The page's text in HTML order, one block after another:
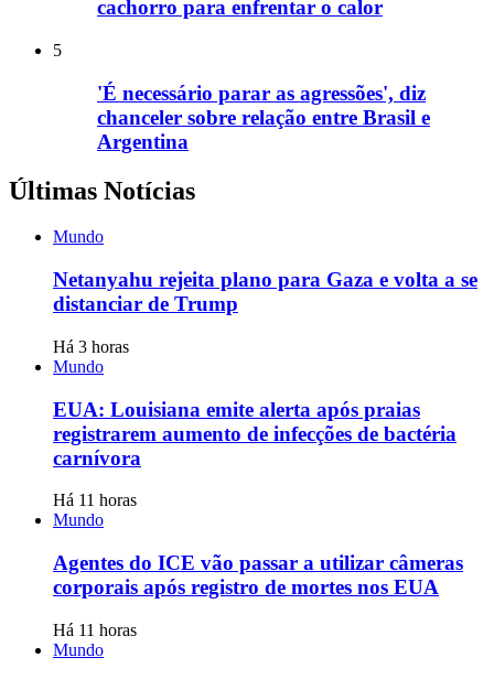
cachorro para enfrentar o calor
5
'É necessário parar as agressões', diz
chanceler sobre relação entre Brasil e
Argentina
Últimas Notícias
Mundo
Netanyahu rejeita plano para Gaza e volta a se
distanciar de Trump
Há 3 horas
Mundo
EUA: Louisiana emite alerta após praias
registrarem aumento de infecções de bactéria
carnívora
Há 11 horas
Mundo
Agentes do ICE vão passar a utilizar câmeras
corporais após registro de mortes nos EUA
Há 11 horas
Mundo